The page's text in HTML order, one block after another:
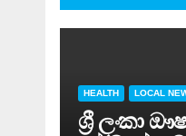
HEALTH LOCAL
ශ්‍රී ලංකා